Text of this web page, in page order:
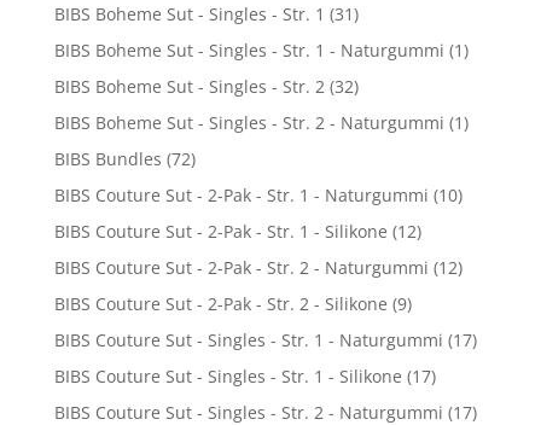
BIBS Boheme Sut - Singles - Str. 1 (31)
BIBS Boheme Sut - Singles - Str. 1 - Naturgummi (1)
BIBS Boheme Sut - Singles - Str. 2 (32)
BIBS Boheme Sut - Singles - Str. 2 - Naturgummi (1)
BIBS Bundles (72)
BIBS Couture Sut - 2-Pak - Str. 1 - Naturgummi (10)
BIBS Couture Sut - 2-Pak - Str. 1 - Silikone (12)
BIBS Couture Sut - 2-Pak - Str. 2 - Naturgummi (12)
BIBS Couture Sut - 2-Pak - Str. 2 - Silikone (9)
BIBS Couture Sut - Singles - Str. 1 - Naturgummi (17)
BIBS Couture Sut - Singles - Str. 1 - Silikone (17)
BIBS Couture Sut - Singles - Str. 2 - Naturgummi (17)